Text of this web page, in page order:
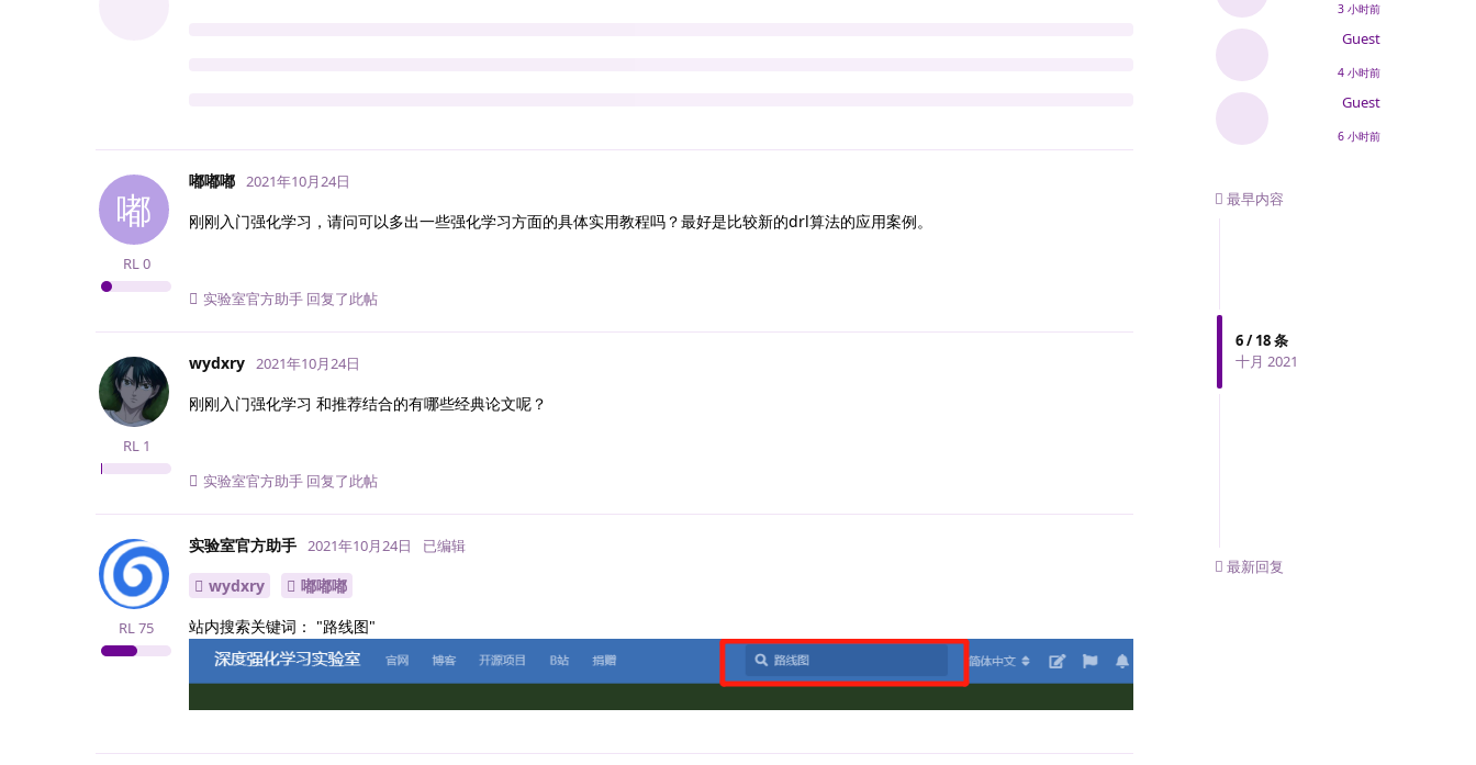
3 小时前
Guest
4 小时前
Guest
6 小时前
最早内容
6/18条
十月 2021
最新回复
嘟
嘟嘟嘟
RL0
2021年10月24日
刚刚入门强化学习，请问可以多出一些强化学习方面的具体实用教程吗？最好是比较新的drl算法的应用案例。
实验室官方助手 回复了此帖
wydxry
RL 1
2021年10月24日
刚刚入门强化学习 和推荐结合的有哪些经典论文呢？
实验室官方助手 回复了此帖
实验室官方助手
RL75
2021年10月24日 已编辑
wydxry
嘟嘟嘟
站内搜索关键词： "路线图"